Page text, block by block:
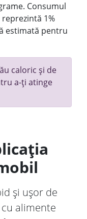
Consumul
1%
estimată pentru
caloric și de
a-ți atinge
și ușor de
alimente